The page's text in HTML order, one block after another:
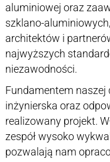
aluminiowej oraz
szklano-
architektów i
najwyższych
niezawodności.
Fundamentem naszej
inżynierska oraz
realizowany projekt.
zespół wysoko
pozwalają nam